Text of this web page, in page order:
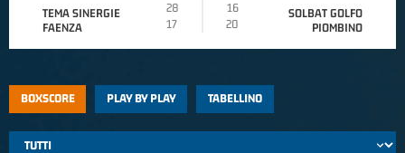
TEMA SINERGIE
FAENZA
28
16
17
20
SOLBAT GOLFO
PIOMBINO
BOXSCORE PLAY BY PLAY TABELLINO